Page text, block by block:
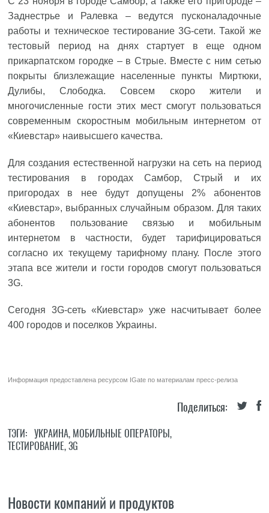
Заднестрье и Ралевка – ведутся пусконаладочные
работы и техническое тестирование 3G-сети. Такой же
тестовый период на днях стартует в еще одном
прикарпатском городке – в Стрые. Вместе с ним сетью
покрыты близлежащие населенные пункты Миртюки,
Дулибы, Слободка. Совсем скоро жители и
многочисленные гости этих мест смогут пользоваться
современным скоростным мобильным интернетом от
«Киевстар» наивысшего качества.
Для создания естественной нагрузки на сеть на период
тестирования в городах Самбор, Стрый и их
пригородах в нее будут допущены 2% абонентов
«Киевстар», выбранных случайным образом. Для таких
абонентов пользование связью и мобильным
интернетом в частности, будет тарифицироваться
согласно их текущему тарифному плану. После этого
этапа все жители и гости городов смогут пользоваться
3G.
Сегодня 3G-сеть «Киевстар» уже насчитывает более
400 городов и поселков Украины.
Информация предоставлена ресурсом IGate по материалам пресс-релиза
Поделиться:
ТЭГИ: УКРАИНА, МОБИЛЬНЫЕ ОПЕРАТОРЫ,
ТЕСТИРОВАНИЕ,3G
Новости компаний и продуктов